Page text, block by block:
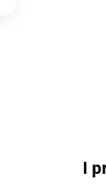
I